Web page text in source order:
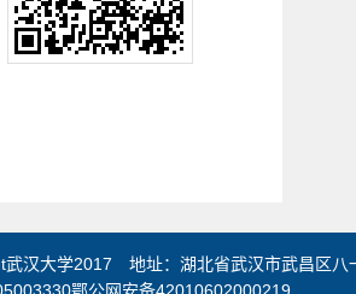
武汉大学2017 地址：湖北省武汉市武昌区